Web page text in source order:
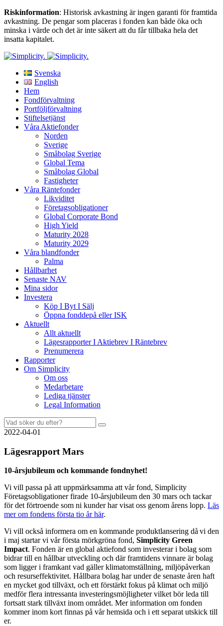
Riskinformation: Historisk avkastning är ingen garanti för framtida
avkastning. De pengar som placeras i fonden kan både öka och
minska i värde och det är inte säkert att du får tillbaka hela det
insatta kapitalet.
Svenska
English
Hem
Fondförvaltning
Portföljförvaltning
Stiftelsetjänst
Våra Aktiefonder
Norden
Sverige
Småbolag Sverige
Global Tema
Småbolag Global
Fastigheter
Våra Räntefonder
Likviditet
Företagsobligationer
Global Corporate Bond
High Yield
Maturity 2028
Maturity 2029
Våra blandfonder
Palma
Hållbarhet
Senaste NAV
Mina sidor
Investera
Köp I Byt I Sälj
Öppna fonddepå eller ISK
Aktuellt
Allt aktuellt
Lägesrapporter I Aktiebrev I Räntebrev
Prenumerera
Rapporter
Om Simplicity
Om oss
Medarbetare
Lediga tjänster
Legal Information
Sök
efter:
2022-04-01
Lägesrapport Mars
10-årsjubileum och kommande fondnyhet!
Vi vill passa på att uppmärksamma att vår fond, Simplicity
Företagsobligationer firade 10-årsjubileum den 30 mars och tackar
för det förtroende som ni kunder har visat oss genom årens lopp. Läs
mer om fondens första tio år här.
Vi vill också informera om en kommande produktlansering då vi den
i maj startar vi vår första mörkgröna fond, Simplicity Green
Impact. Fonden är en global aktiefond som investerar i bolag som
bidrar till en hållbar utveckling och där framtidens vinnare är bolag
som ligger i framkant vad gäller klimatomställning, miljöpåverkan
och resurseffektivitet. Hållbara bolag har under de senaste åren haft
en mycket god tillväxt, och ett förstärkt fokus på klimat och miljö
medför flera intressanta investeringsmöjligheter vilket bör leda till
fortsatt stark tillväxt inom området. Mer information om fonden
kommer inom kort finnas på vår hemsida och i ett separat utskick till
er.